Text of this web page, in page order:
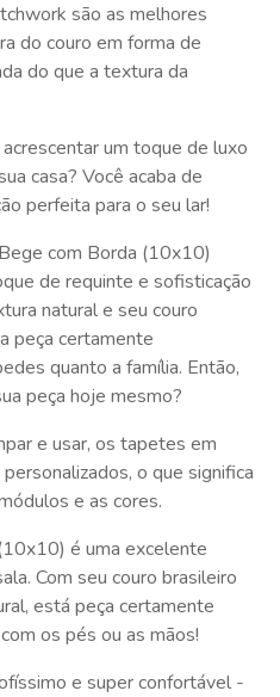
são as melhores
do couro em forma de
do que a textura da
um toque de luxo
casa? Você acaba de
perfeita para o seu lar!
com Borda (10x10)
de requinte e sofisticação
natural e seu couro
peça certamente
quanto a família. Então,
peça hoje mesmo?
e usar, os tapetes em
o que significa
e as cores.
é uma excelente
Com seu couro brasileiro
está peça certamente
os pés ou as mãos!
e super confortável -